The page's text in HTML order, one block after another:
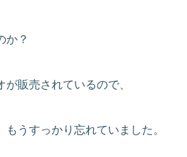
か？
販売されているので、
うすっかり忘れていました。